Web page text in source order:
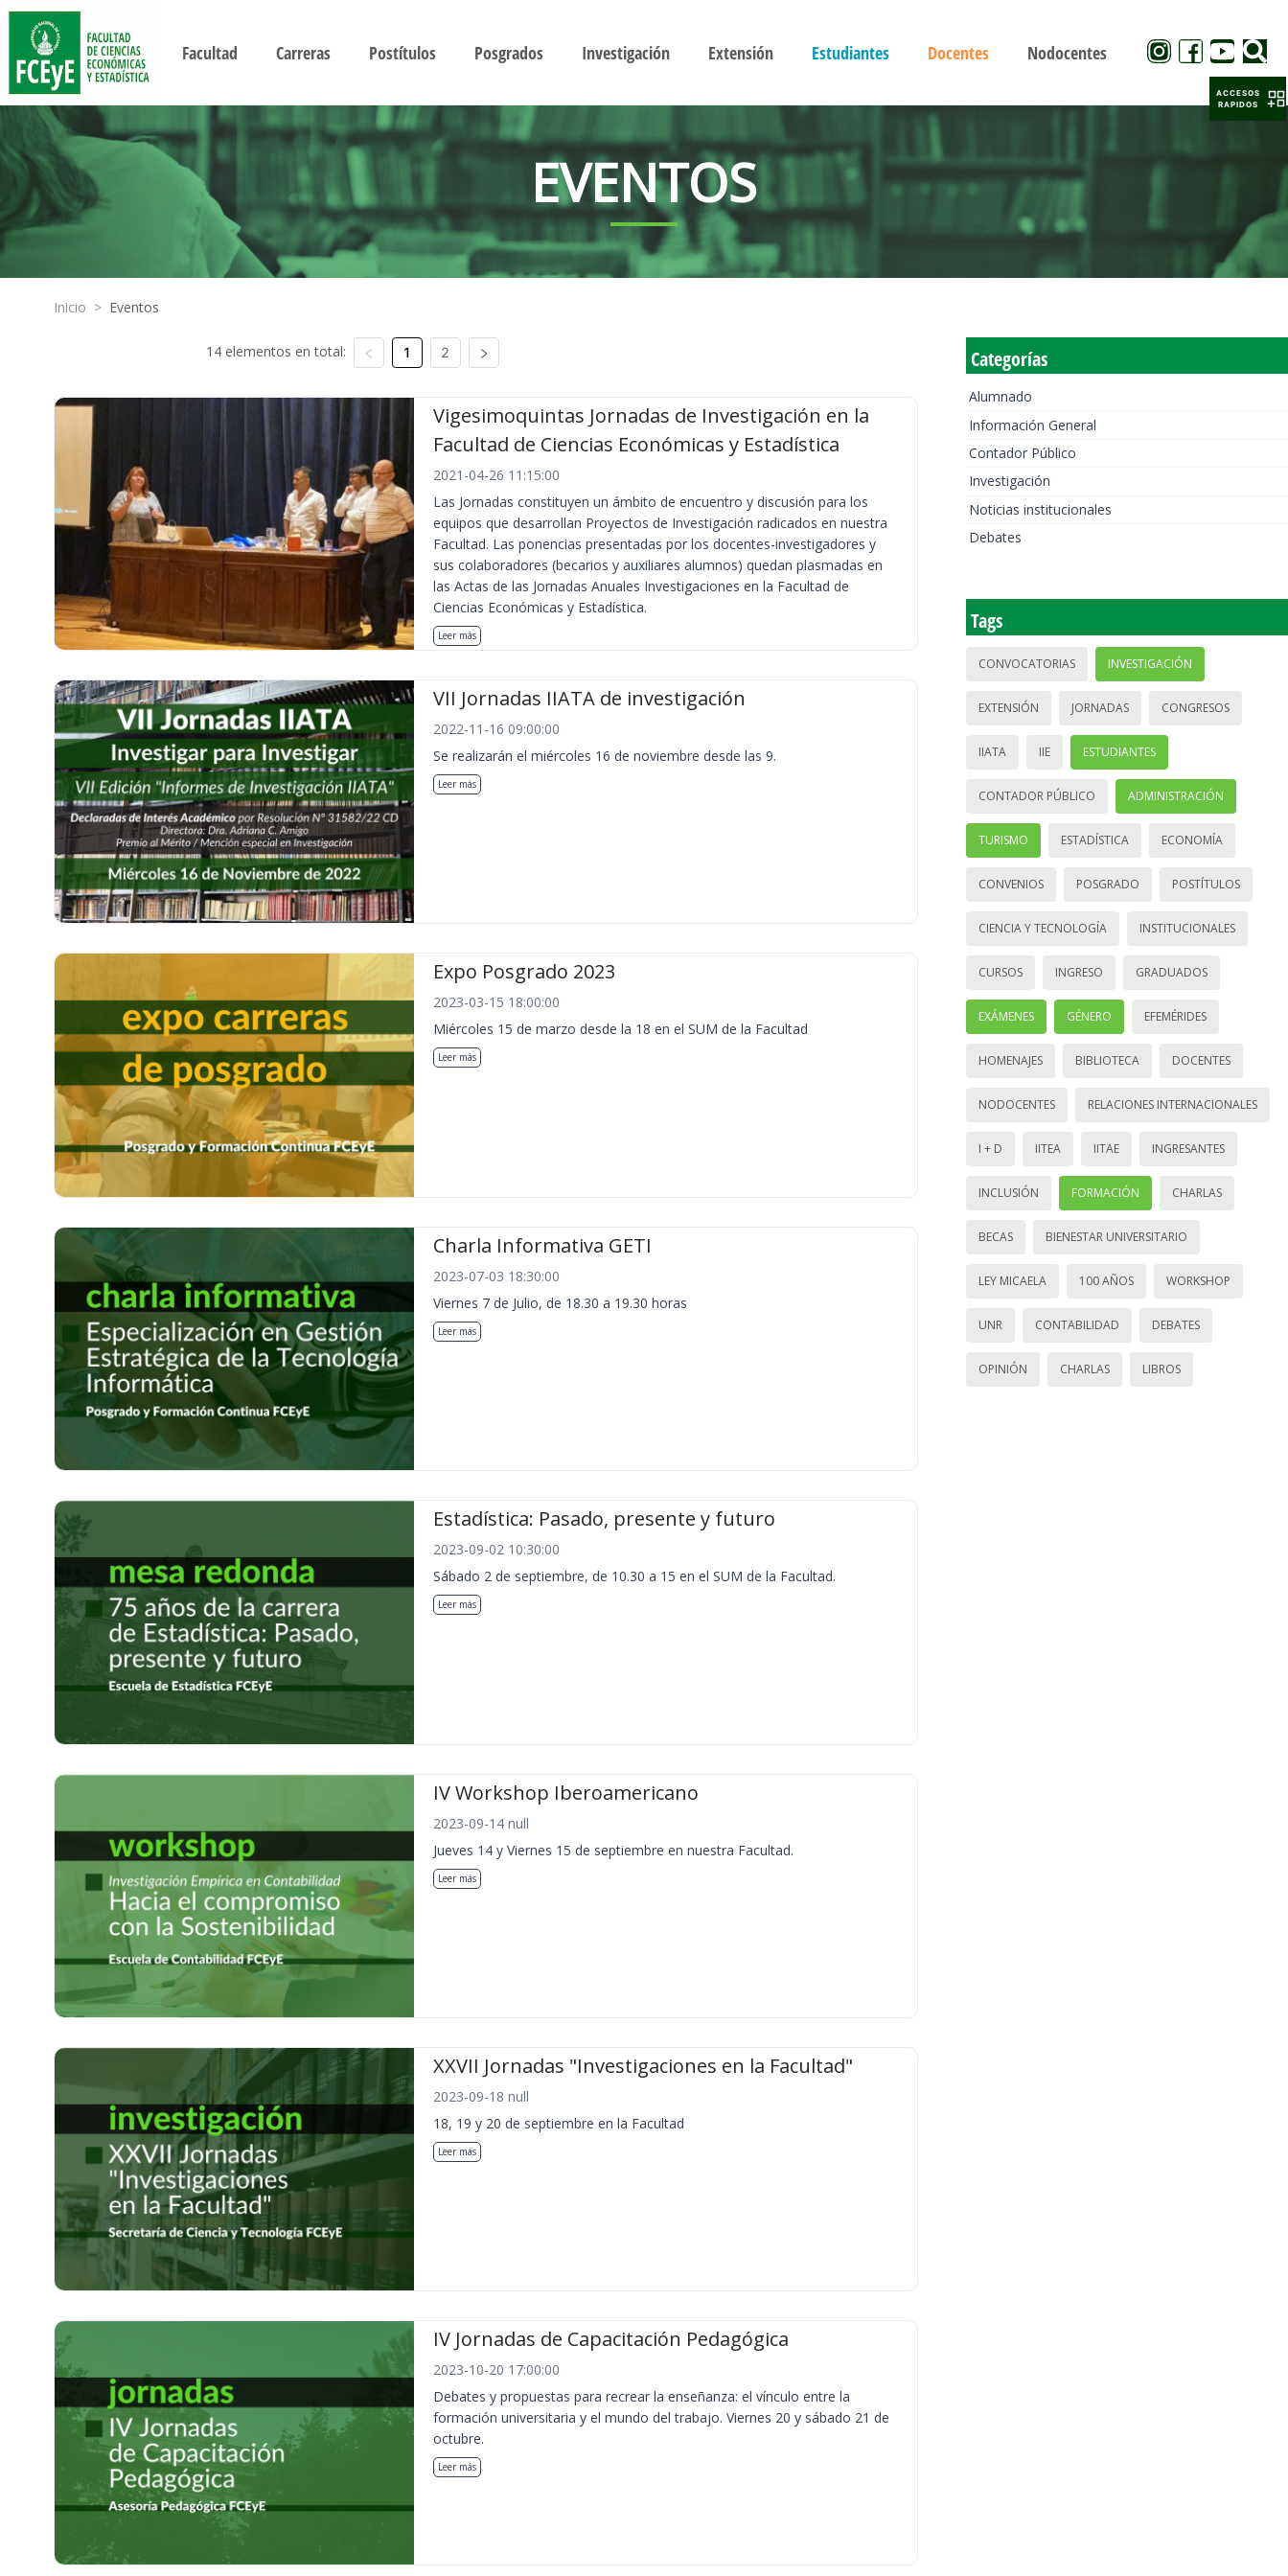
Facultad Carreras Postítulos Posgrados Investigación Extensión Estudiantes Docentes Nodocentes
EVENTOS
Inicio > Eventos
14 elementos en total: 1 2
Vigesimoquintas Jornadas de Investigación en la
Facultad de Ciencias Económicas y Estadística
2021-04-26 11:15:00
Las Jornadas constituyen un ámbito de encuentro y discusión para los
equipos que desarrollan Proyectos de Investigación radicados en nuestra
Facultad. Las ponencias presentadas por los docentes-investigadores y
sus colaboradores (becarios y auxiliares alumnos) quedan plasmadas en
las Actas de las Jornadas Anuales Investigaciones en la Facultad de
Ciencias Económicas y Estadística.
Leer más
VII Jornadas IIATA de investigación
2022-11-16 09:00:00
Se realizarán el miércoles 16 de noviembre desde las 9.
Leer más
Expo Posgrado 2023
2023-03-15 18:00:00
Miércoles 15 de marzo desde la 18 en el SUM de la Facultad
Leer más
Charla Informativa GETI
2023-07-03 18:30:00
Viernes 7 de Julio, de 18.30 a 19.30 horas
Leer más
Estadística: Pasado, presente y futuro
2023-09-02 10:30:00
Sábado 2 de septiembre, de 10.30 a 15 en el SUM de la Facultad.
Leer más
IV Workshop Iberoamericano
2023-09-14 null
Jueves 14 y Viernes 15 de septiembre en nuestra Facultad.
Leer más
XXVII Jornadas "Investigaciones en la Facultad"
2023-09-18 null
18, 19 y 20 de septiembre en la Facultad
Leer más
IV Jornadas de Capacitación Pedagógica
2023-10-20 17:00:00
Debates y propuestas para recrear la enseñanza: el vínculo entre la
formación universitaria y el mundo del trabajo. Viernes 20 y sábado 21 de
octubre.
Leer más
Categorías
Alumnado
Información General
Contador Público
Investigación
Noticias institucionales
Debates
Tags
CONVOCATORIAS INVESTIGACIÓN
EXTENSIÓN JORNADAS CONGRESOS
IIATA IIE ESTUDIANTES
CONTADOR PÚBLICO ADMINISTRACIÓN
TURISMO ESTADÍSTICA ECONOMÍA
CONVENIOS POSGRADO POSTÍTULOS
CIENCIA Y TECNOLOGÍA INSTITUCIONALES
CURSOS INGRESO GRADUADOS
EXÁMENES GÉNERO EFEMÉRIDES
HOMENAJES BIBLIOTECA DOCENTES
NODOCENTES RELACIONES INTERNACIONALES
I + D IITEA IITAE INGRESANTES
INCLUSIÓN FORMACIÓN CHARLAS
BECAS BIENESTAR UNIVERSITARIO
LEY MICAELA 100 AÑOS WORKSHOP
UNR CONTABILIDAD DEBATES
OPINIÓN CHARLAS LIBROS
ACCESOS
RAPIDOS